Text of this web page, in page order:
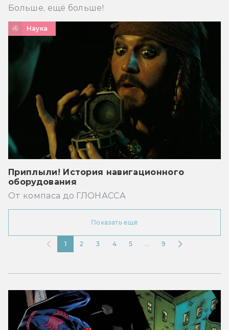
Больше, ещё больше!
Наука
Приплыли! История навигационного
оборудования
От компаса до ГЛОНАССА
Показать ещё
1 2 3 4 5 9
...